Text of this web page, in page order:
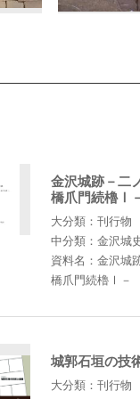
金沢城跡－二
橋爪門続櫓Ⅰ
大分類：刊行物
中分類：金沢城
資料名：金沢城
橋爪門続櫓Ⅰ－
城郭石垣の技
大分類：刊行物